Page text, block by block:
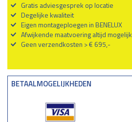
Gratis adviesgesprek op locatie
Degelijke kwaliteit
Eigen montageploegen in BENELUX
Afwijkende maatvoering altijd mogelijk
Geen verzendkosten > € 695,-
BETAALMOGELIJKHEDEN